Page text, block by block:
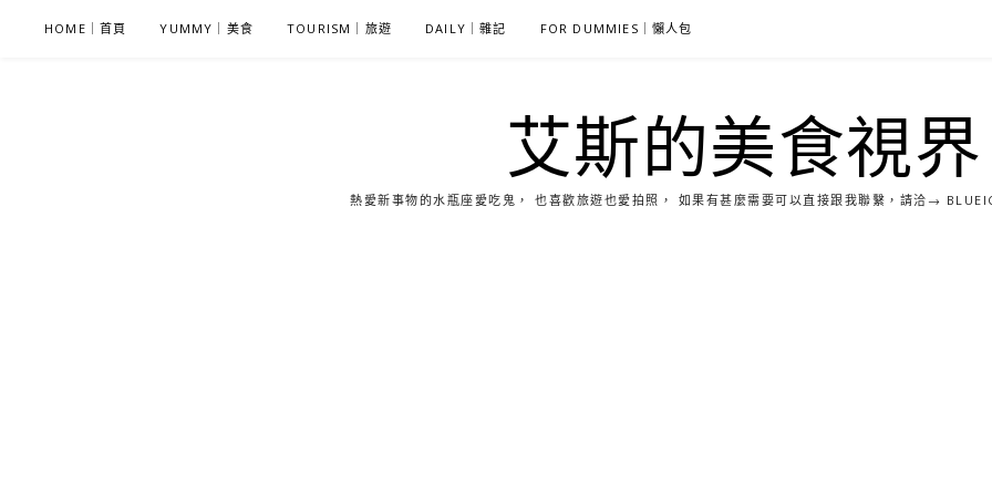
HOME｜首頁 YUMMY｜美食 TOURISM｜旅遊 DAILY｜雜記 FOR DUMMIES｜懶人包
艾斯的美食視界
熱愛新事物的水瓶座愛吃鬼， 也喜歡旅遊也愛拍照， 如果有甚麼需要可以直接跟我聯繫，請洽→